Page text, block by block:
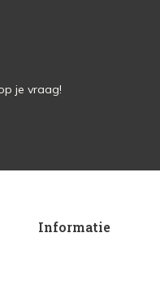
je vraag!
Informatie